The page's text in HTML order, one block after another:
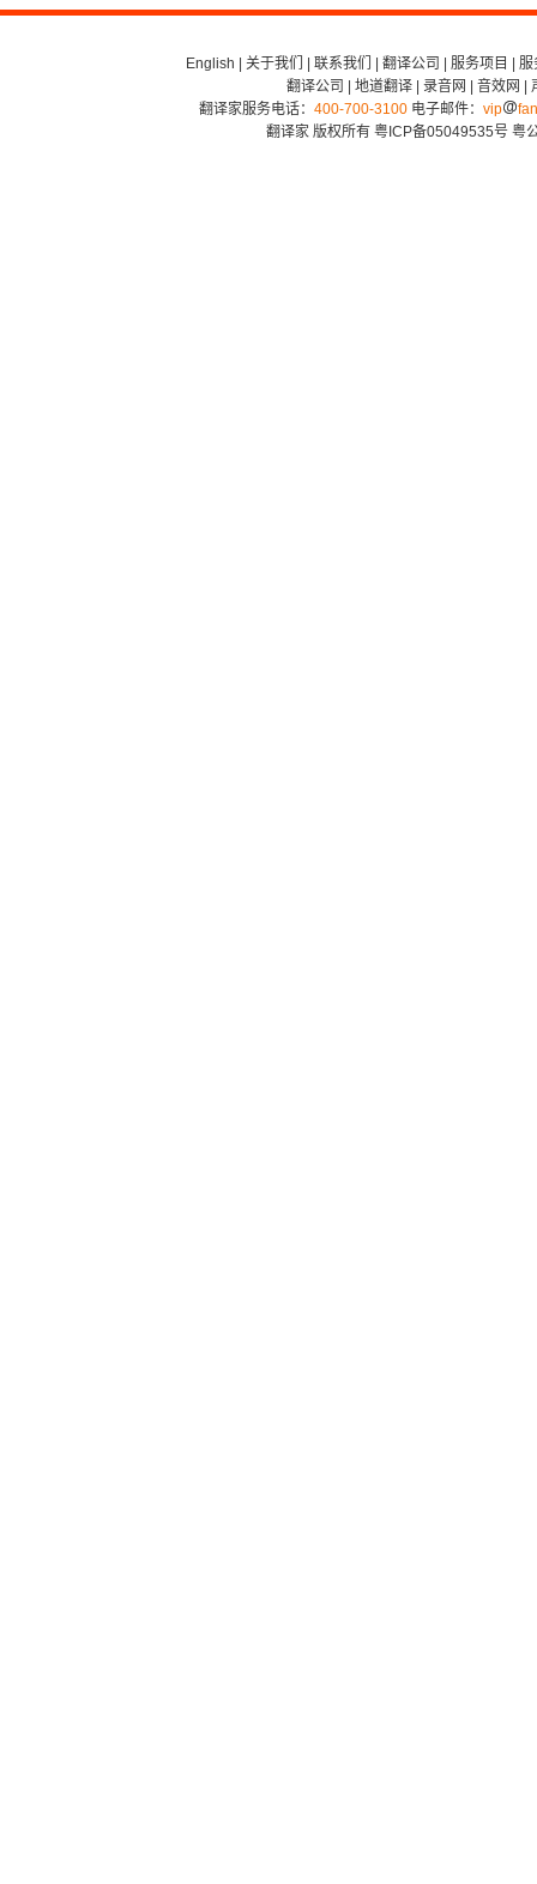
English 关于我们 联系我们 翻译公司 服务项目
服
翻译公司
地道翻译| 录音网 音效网
翻译家服务电话： 400-700-3100电子邮件： vip
翻译家 版权所有 粤ICP备05049535号 粤